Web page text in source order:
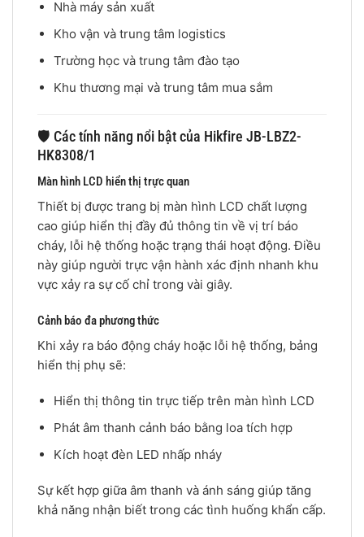
Nhà máy sản xuất
Kho vận và trung tâm logistics
Trường học và trung tâm đào tạo
Khu thương mại và trung tâm mua sắm
🛡️ Các tính năng nổi bật của Hikfire JB-LBZ2-
HK8308/1
Màn hình LCD hiển thị trực quan
Thiết bị được trang bị màn hình LCD chất lượng
cao giúp hiển thị đầy đủ thông tin về vị trí báo
cháy, lỗi hệ thống hoặc trạng thái hoạt động. Điều
này giúp người trực vận hành xác định nhanh khu
vực xảy ra sự cố chỉ trong vài giây.
Cảnh báo đa phương thức
Khi xảy ra báo động cháy hoặc lỗi hệ thống, bảng
hiển thị phụ sẽ:
Hiển thị thông tin trực tiếp trên màn hình LCD
Phát âm thanh cảnh báo bằng loa tích hợp
Kích hoạt đèn LED nhấp nháy
Sự kết hợp giữa âm thanh và ánh sáng giúp tăng
khả năng nhận biết trong các tình huống khẩn cấp.